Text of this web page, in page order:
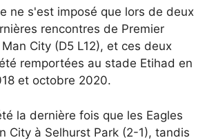
ne s'est imposé que lors de deux
rencontres de Premier
City (D5 L12), et ces deux
remportées au stade Etihad en
et octobre 2020.
la dernière fois que les Eagles
City à Selhurst Park (2-1), tandis